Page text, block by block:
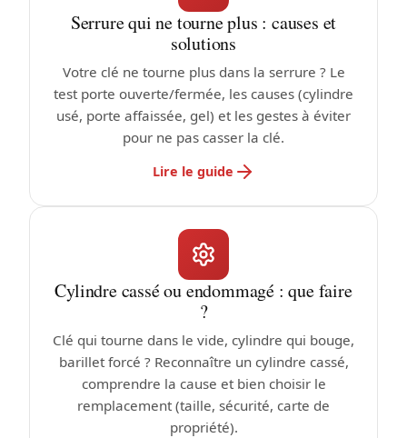
Serrure qui ne tourne plus : causes et
solutions
Votre clé ne tourne plus dans la serrure ? Le
test porte ouverte/fermée, les causes (cylindre
usé, porte affaissée, gel) et les gestes à éviter
pour ne pas casser la clé.
Lire le guide
Cylindre cassé ou endommagé : que faire
?
Clé qui tourne dans le vide, cylindre qui bouge,
barillet forcé ? Reconnaître un cylindre cassé,
comprendre la cause et bien choisir le
remplacement (taille, sécurité, carte de
propriété).